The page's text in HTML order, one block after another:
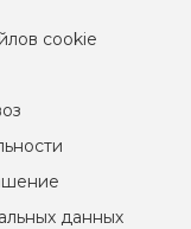
cookie
данных